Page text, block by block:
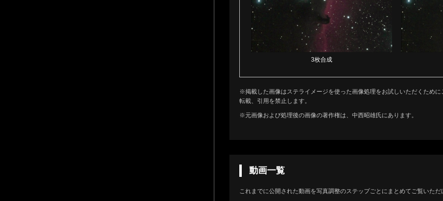
3枚合成
※掲載した画像はステライメージを使った画像処理をお試しいただくため
転載、引用を禁止します。
※元画像および処理後の画像の著作権は、中西昭雄氏にあります。
動画一覧
これまでに公開された動画を写真調整のステップごとにまとめてご覧いただ